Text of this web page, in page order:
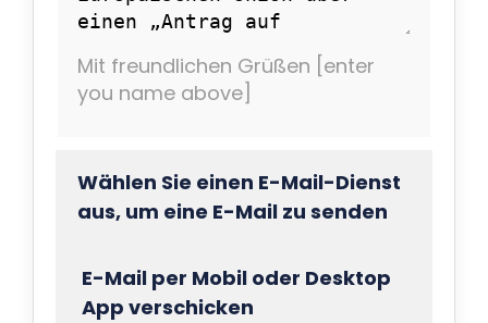
Mit freundlichen Grüßen [enter
you name above]
Wählen Sie einen E-Mail-Dienst
aus, um eine E-Mail zu senden
E-Mail per Mobil oder Desktop
App verschicken